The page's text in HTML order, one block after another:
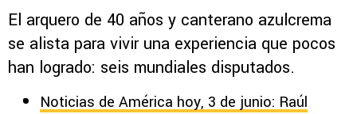
El arquero de 40 años y canterano azulcrema
se alista para vivir una experiencia que pocos
han logrado: seis mundiales disputados.
Noticias de América hoy, 3 de junio: Raúl